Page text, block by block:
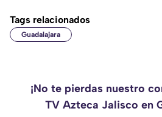
Tags relacionados
Guadalajara
¡No te pierdas nuestro
TV Azteca Jalisco en